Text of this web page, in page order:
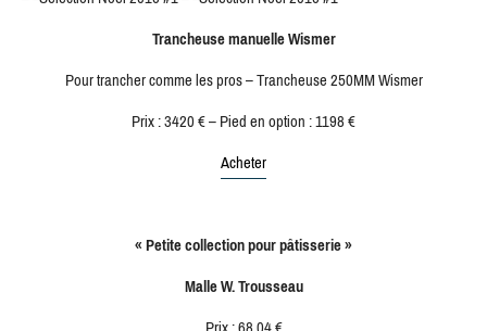
Trancheuse manuelle Wismer
Pour trancher comme les pros – Trancheuse 250MM Wismer
Prix : 3420 € – Pied en option : 1198 €
Acheter
« Petite collection pour pâtisserie »
Malle W. Trousseau